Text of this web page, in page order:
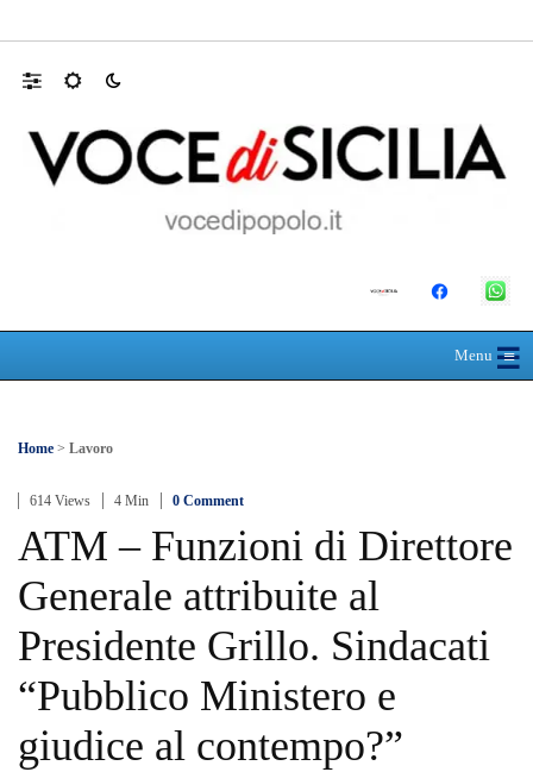
Menu≡
☰
Home > Lavoro
614 Views 4 Min 0 Comment
ATM – Funzioni di Direttore
Generale attribuite al
Presidente Grillo. Sindacati
“Pubblico Ministero e
giudice al contempo?”